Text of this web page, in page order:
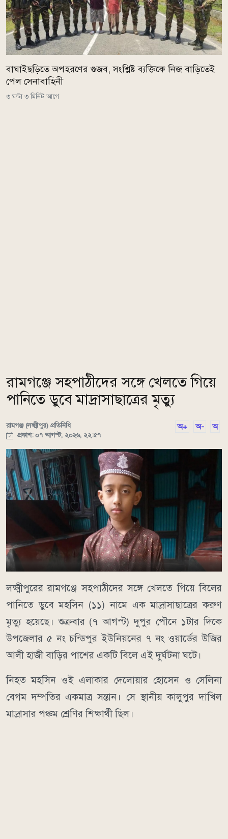
বাঘাইছড়িতে অপহরণের গুজব, সংশ্লিষ্ট ব্যক্তিকে নিজ বাড়িতেই
পেল সেনাবাহিনী
৩ ঘন্টা ৩ মিনিট আগে
রামগঞ্জে সহপাঠীদের সঙ্গে খেলতে গিয়ে
পানিতে ডুবে মাদ্রাসাছাত্রের মৃত্যু
রামগঞ্জ (লক্ষ্মীপুর) প্রতিনিধি
প্রকাশ: ০৭ আগস্ট, ২০২৬, ২২:৫৭
অ+ অ- অ
লক্ষ্মীপুরের রামগঞ্জে সহপাঠীদের সঙ্গে খেলতে গিয়ে বিলের
পানিতে ডুবে মহসিন (১১) নামে এক মাদ্রাসাছাত্রের করুণ
মৃত্যু হয়েছে। শুক্রবার (৭ আগস্ট) দুপুর পৌনে ১টার দিকে
উপজেলার ৫ নং চন্ডিপুর ইউনিয়নের ৭ নং ওয়ার্ডের উজির
আলী হাজী বাড়ির পাশের একটি বিলে এই দুর্ঘটনা ঘটে।
নিহত মহসিন ওই এলাকার দেলোয়ার হোসেন ও সেলিনা
বেগম দম্পতির একমাত্র সন্তান। সে স্থানীয় কালুপুর দাখিল
মাদ্রাসার পঞ্চম শ্রেণির শিক্ষার্থী ছিল।